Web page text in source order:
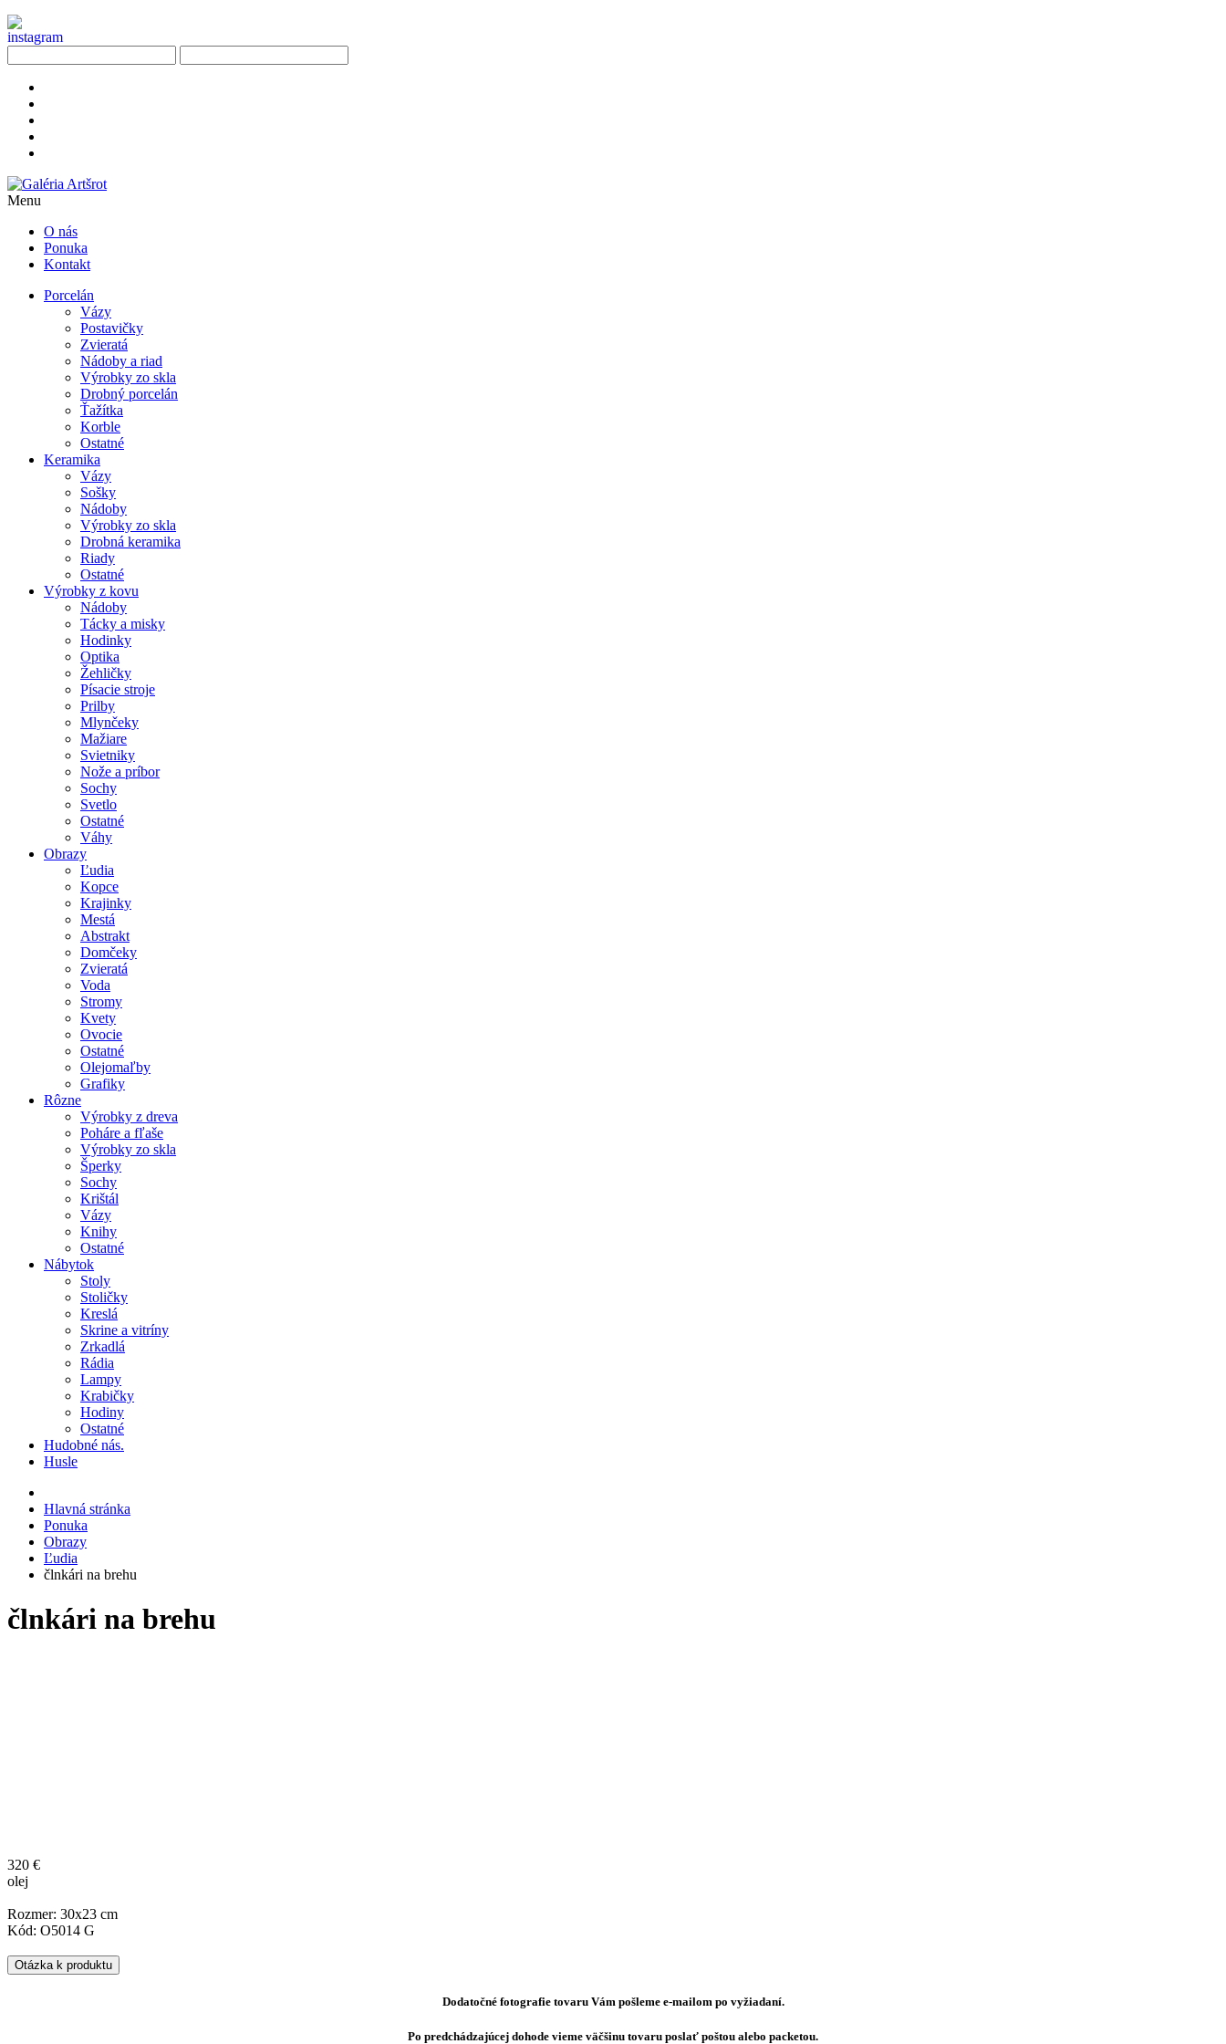
Menu
O nás
Ponuka
Kontakt
Porcelán
Vázy
Postavičky
Zvieratá
Nádoby a riad
Výrobky zo skla
Drobný porcelán
Ťažítka
Korble
Ostatné
Keramika
Vázy
Sošky
Nádoby
Výrobky zo skla
Drobná keramika
Riady
Ostatné
Výrobky z kovu
Nádoby
Tácky a misky
Hodinky
Optika
Žehličky
Písacie stroje
Prilby
Mlynčeky
Mažiare
Svietniky
Nože a príbor
Sochy
Svetlo
Ostatné
Váhy
Obrazy
Ľudia
Kopce
Krajinky
Mestá
Abstrakt
Domčeky
Zvieratá
Voda
Stromy
Kvety
Ovocie
Ostatné
Olejomaľby
Grafiky
Rôzne
Výrobky z dreva
Poháre a fľaše
Výrobky zo skla
Šperky
Sochy
Krištál
Vázy
Knihy
Ostatné
Nábytok
Stoly
Stoličky
Kreslá
Skrine a vitríny
Zrkadlá
Rádia
Lampy
Krabičky
Hodiny
Ostatné
Hudobné nás.
Husle
Hlavná stránka
Ponuka
Obrazy
Ľudia
člnkári na brehu
člnkári na brehu
320 €
olej
Rozmer: 30x23 cm
Kód: O5014 G
Otázka k produktu
Dodatočné fotografie tovaru Vám pošleme e-mailom po vyžiadaní.
Po predchádzajúcej dohode vieme väčšinu tovaru poslať poštou alebo packetou.